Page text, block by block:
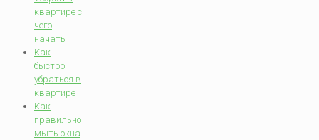
квартире с
чего
начать
Как
быстро
убраться в
квартире
Как
правильно
мыть окна